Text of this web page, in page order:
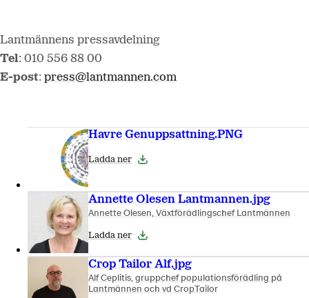
Lantmännens pressavdelning
Tel: 010 556 88 00
E-post: press@lantmannen.com
Havre Genuppsattning.PNG
Ladda ner
Annette Olesen Lantmannen.jpg
Annette Olesen, Växtförädlingschef Lantmännen
Ladda ner
Crop Tailor Alf.jpg
Alf Ceplitis, gruppchef populationsförädling på
Lantmännen och vd CropTailor